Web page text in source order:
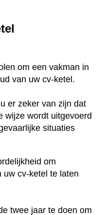
om een vakman in
van uw cv-ketel.
er zeker van zijn dat
wijze wordt uitgevoerd
situaties
om
uw cv-ketel te laten
twee jaar te doen om